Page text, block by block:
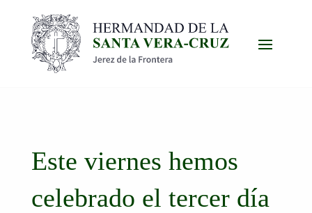
Este viernes hemos
celebrado el tercer día